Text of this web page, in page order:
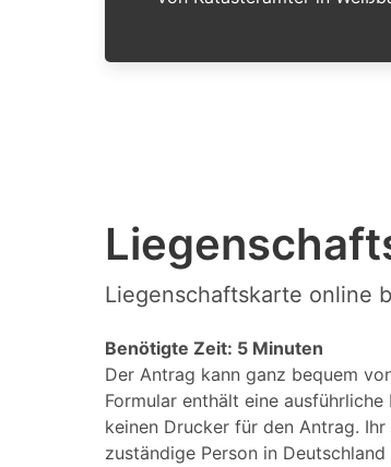
Liegenschaftskarte online
Benötigte Zeit: 5 Minuten
Der Antrag kann ganz bequem
Formular enthält eine
keinen Drucker für den Antrag.
zuständige Person in